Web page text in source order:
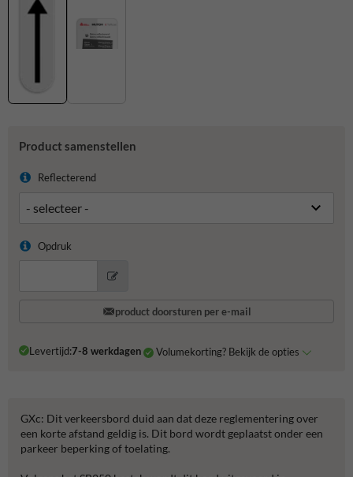
Product samenstellen
Reflecterend
Opdruk
product doorsturen per e-mail
Levertijd:7-8 werkdagen Volumekorting? Bekijk de opties
GXc: Dit verkeersbord duid aan dat deze reglementering over
een korte afstand geldig is. Dit bord wordt geplaatst onder een
parkeer beperking of toelating.